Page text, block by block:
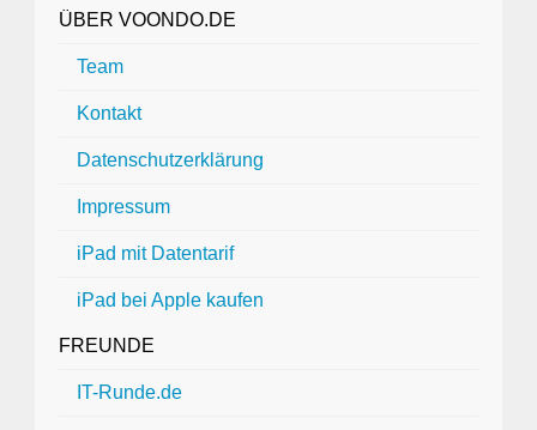
ÜBER VOONDO.DE
Team
Kontakt
Datenschutzerklärung
Impressum
iPad mit Datentarif
iPad bei Apple kaufen
FREUNDE
IT-Runde.de